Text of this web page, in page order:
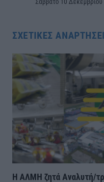
ΣΧΕΤΙΚΈΣ
Η ΑΛΜΗ ζητά Αναλυτή/